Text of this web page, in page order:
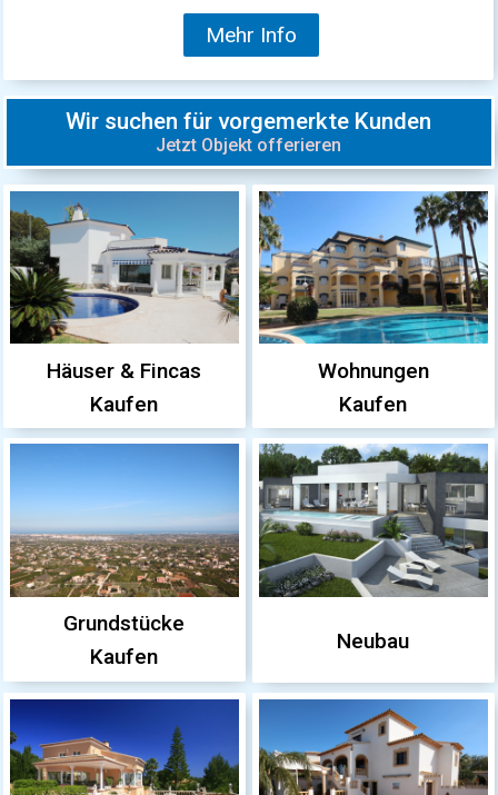
Mehr Info
Wir suchen für vorgemerkte Kunden
Jetzt Objekt offerieren
Häuser & Fincas
Kaufen
Wohnungen
Kaufen
Grundstücke
Kaufen
Neubau